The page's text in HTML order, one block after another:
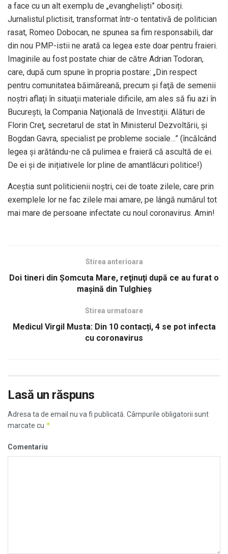
a face cu un alt exemplu de „evangheliști” obosiți.
Jurnalistul plictisit, transformat într-o tentativă de politician
rasat, Romeo Dobocan, ne spunea sa fim responsabili, dar
din nou PMP-istii ne arată ca legea este doar pentru fraieri.
Imaginile au fost postate chiar de către Adrian Todoran,
care, după cum spune în propria postare: „Din respect
pentru comunitatea băimăreană, precum şi faţă de semenii
noştri aflaţi în situaţii materiale dificile, am ales să fiu azi în
Bucureşti, la Compania Naţională de Investiţii. Alături de
Florin Creţ, secretarul de stat în Ministerul Dezvoltării, şi
Bogdan Gavra, specialist pe probleme sociale…” (încălcând
legea și arătându-ne că pulimea e fraieră că ascultă de ei.
De ei și de inițiativele lor pline de amantlâcuri politice!)
Aceștia sunt politicienii noștri, cei de toate zilele, care prin
exemplele lor ne fac zilele mai amare, pe lângă numărul tot
mai mare de persoane infectate cu noul coronavirus. Amin!
Stirea anterioara
Doi tineri din Şomcuta Mare, reţinuţi după ce au furat o
maşină din Tulghieş
Stirea urmatoare
Medicul Virgil Musta: Din 10 contacți, 4 se pot infecta
cu coronavirus
Lasă un răspuns
Adresa ta de email nu va fi publicată. Câmpurile obligatorii sunt
marcate cu *
Comentariu